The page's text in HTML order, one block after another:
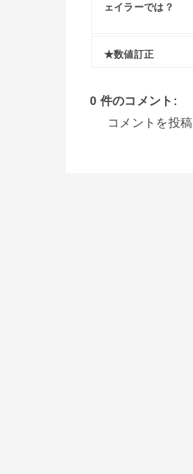
ェイラーでは？
★数値訂正
0 件のコメント:
コメントを投稿